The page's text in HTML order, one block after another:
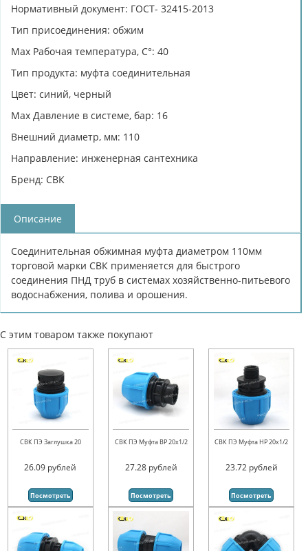
Нормативный документ: ГОСТ- 32415-2013
Тип присоединения: обжим
Max Рабочая температура, C°: 40
Тип продукта: муфта соединительная
Цвет: синий, черный
Max Давление в системе, бар: 16
Внешний диаметр, мм: 110
Направление: инженерная сантехника
Бренд: СВК
Описание
Соединительная обжимная муфта диаметром 110мм
торговой марки СВК применяется для быстрого
соединения ПНД труб в системах хозяйственно-питьевого
водоснабжения, полива и орошения.
С этим товаром также покупают
СВК ПЭ Заглушка 20
26.09 рублей
Посмотреть
СВК ПЭ Муфта ВР 20х1/2
27.28 рублей
Посмотреть
СВК ПЭ Муфта НР 20х1/2
23.72 рублей
Посмотреть